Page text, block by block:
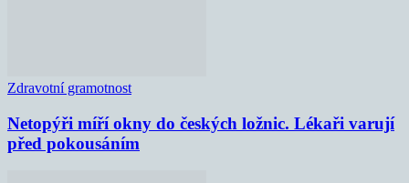
Zdravotní gramotnost
Netopýři míří okny do českých ložnic. Lékaři varují
před pokousáním